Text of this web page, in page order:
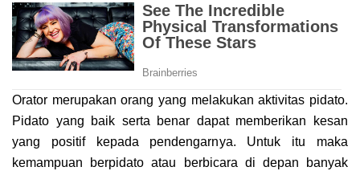
Orator merupakan orang yang melakukan aktivitas pidato.
Pidato yang baik serta benar dapat memberikan kesan
yang positif kepada pendengarnya. Untuk itu maka
kemampuan berpidato atau berbicara di depan banyak